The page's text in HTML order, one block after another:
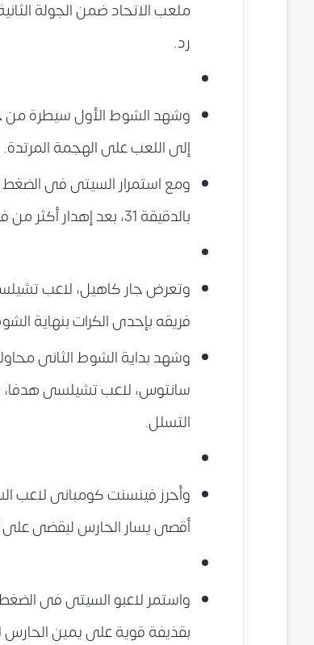
ملعب الاتحاد ضمن الجولة
رد.
وشهد الشوط الأول سيطرة من
إلى اللعب على الهجمة المرتدة.
ومع استمرار السيتى فى
بالدقيقة 31، بعد إهدار أكثر من فرصة أمام مرمى تشيلسى فى الشوط الأول.
وتعرض جار كاهيل، لاعب
فريقه بإحدى الكرات بنهاية
وشهد بداية الشوط الثانى
سانتوس، لاعب تشيلسى هدفا،
التسلل.
أقصى يسار الحارس ليقضى على
بقذيفة قوية على يمين الحارس